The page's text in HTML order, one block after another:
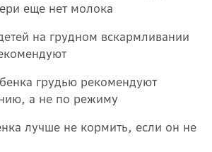
еще нет молока
на грудном вскармливании
грудью рекомендуют
а не по режиму
лучше не кормить, если он не